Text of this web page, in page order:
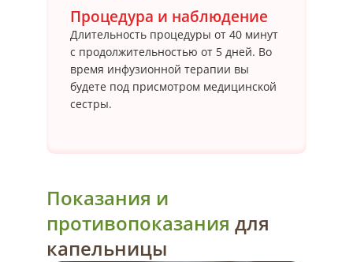
Процедура и наблюдение
Длительность процедуры от 40 минут
с продолжительностью от 5 дней. Во
время инфузионной терапии вы
будете под присмотром медицинской
сестры.
Показания и
противопоказания для
капельницы